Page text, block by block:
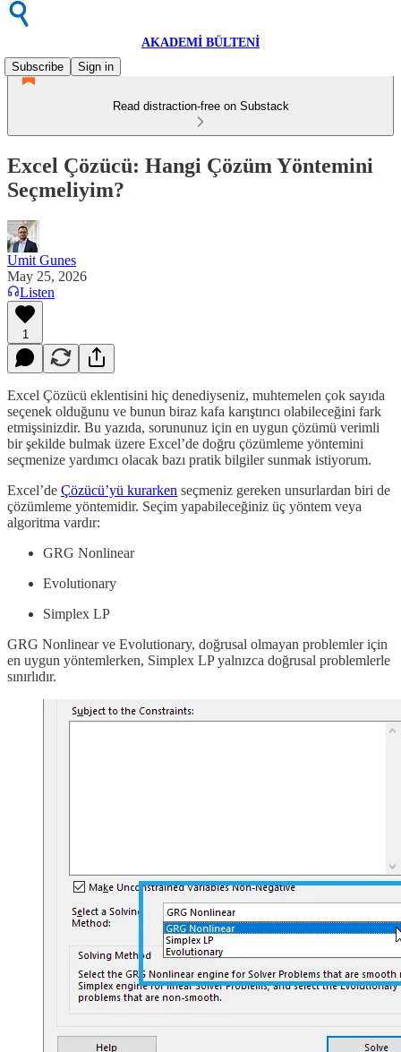
AKADEMİ BÜLTENİ
Subscribe
Sign in
Read distraction-free on Substack
Excel Çözücü: Hangi Çözüm Yöntemini
Seçmeliyim?
Umit Gunes
May 25, 2026
Listen
1
Excel Çözücü eklentisini hiç denediyseniz, muhtemelen çok sayıda
seçenek olduğunu ve bunun biraz kafa karıştırıcı olabileceğini fark
etmişsinizdir. Bu yazıda, sorununuz için en uygun çözümü verimli
bir şekilde bulmak üzere Excel’de doğru çözümleme yöntemini
seçmenize yardımcı olacak bazı pratik bilgiler sunmak istiyorum.
Excel’de Çözücü’yü kurarken seçmeniz gereken unsurlardan biri de
çözümleme yöntemidir. Seçim yapabileceğiniz üç yöntem veya
algoritma vardır:
GRG Nonlinear
Evolutionary
Simplex LP
GRG Nonlinear ve Evolutionary, doğrusal olmayan problemler için
en uygun yöntemlerken, Simplex LP yalnızca doğrusal problemlerle
sınırlıdır.